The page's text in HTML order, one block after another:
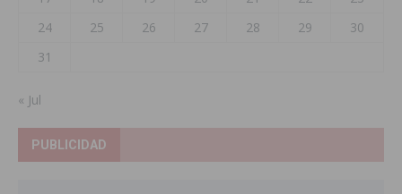
24
25 26 27 28 29
30
31
« Jul
PUBLICIDAD